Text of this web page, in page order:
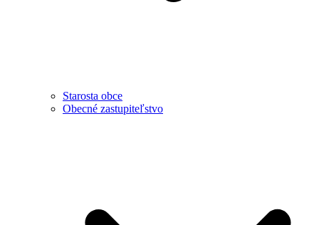
Starosta obce
Obecné zastupiteľstvo